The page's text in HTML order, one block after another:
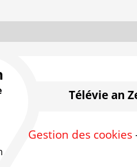
Télévie an
Gestion des cookies